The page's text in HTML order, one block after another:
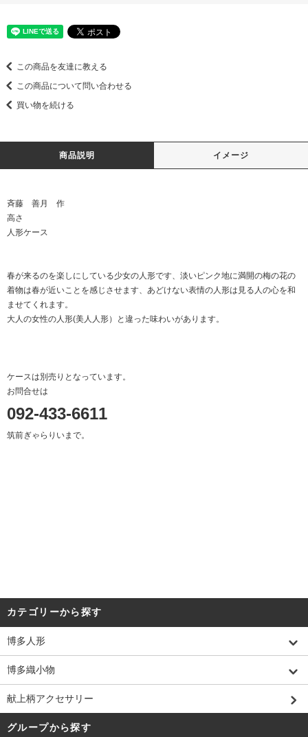
この商品を友達に教える
この商品について問い合わせる
買い物を続ける
商品説明 イメージ
斉藤 善月 作
高さ
人形ケース
春が来るのを楽しにしている少女の人形です、淡いピンク地に満開の梅の花の
着物は春が近いことを感じさせます、あどけない表情の人形は見る人の心を和
ませてくれます。
大人の女性の人形(美人人形）と違った味わいがあります。
ケースは別売りとなっています。
お問合せは
092-433-6611
筑前ぎゃらりいまで。
カテゴリーから探す
博多人形
博多織小物
献上柄アクセサリー
グループから探す